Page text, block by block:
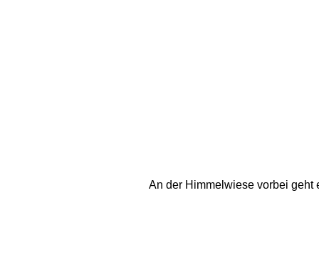
An der Himmelwiese vorbei geht